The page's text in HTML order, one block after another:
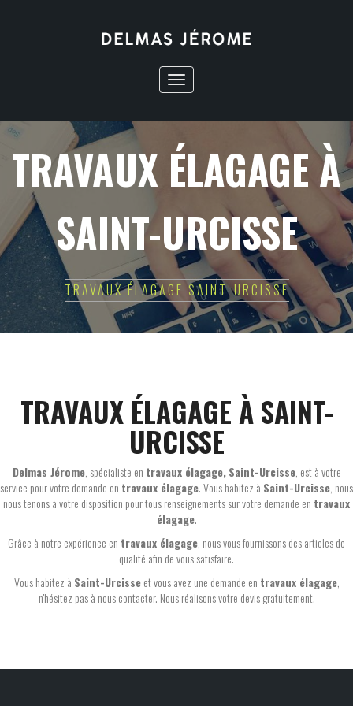
Toggle
navigation
TRAVAUX ÉLAGAGE À
SAINT-URCISSE
TRAVAUX ÉLAGAGE SAINT-URCISSE
TRAVAUX ÉLAGAGE À SAINT-
URCISSE
Delmas Jérome, spécialiste en travaux élagage, Saint-Urcisse, est à votre
service pour votre demande en travaux élagage. Vous habitez à Saint-Urcisse, nous
nous tenons à votre disposition pour tous renseignements sur votre demande en travaux
élagage.
Grâce à notre expérience en travaux élagage, nous vous fournissons des articles de
qualité afin de vous satisfaire.
Vous habitez à Saint-Urcisseet vous avez une demande en travaux élagage,
n'hésitez pas à nous contacter. Nous réalisons votre devis gratuitement.